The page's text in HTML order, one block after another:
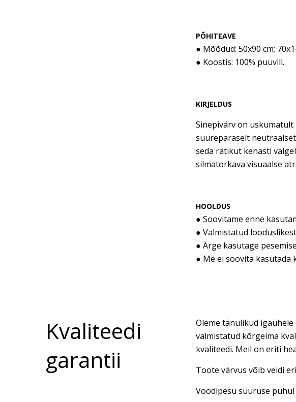
PÕHITEAVE
● Mõõdud: 50x90 cm;
● Koostis: 100% puuvill.
KIRJELDUS
Sinepivärv on uskumatult
suurepäraselt
seda rätikut kenasti
silmatorkava visuaalse
HOOLDUS
● Soovitame enne
● Valmistatud
● Ärge kasutage
● Me ei soovita kasutada
Kvaliteedi
garantii
Oleme tänulikud
valmistatud kõrgeima
kvaliteedi. Meil on eriti
Toote värvus võib veidi
Voodipesu suuruse